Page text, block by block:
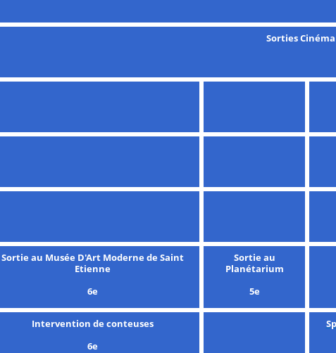
Sorties Cinéma
Sortie au Musée D'Art Moderne de Saint
Etienne
6e
Sortie au
Planétarium
5e
Intervention de conteuses
6e